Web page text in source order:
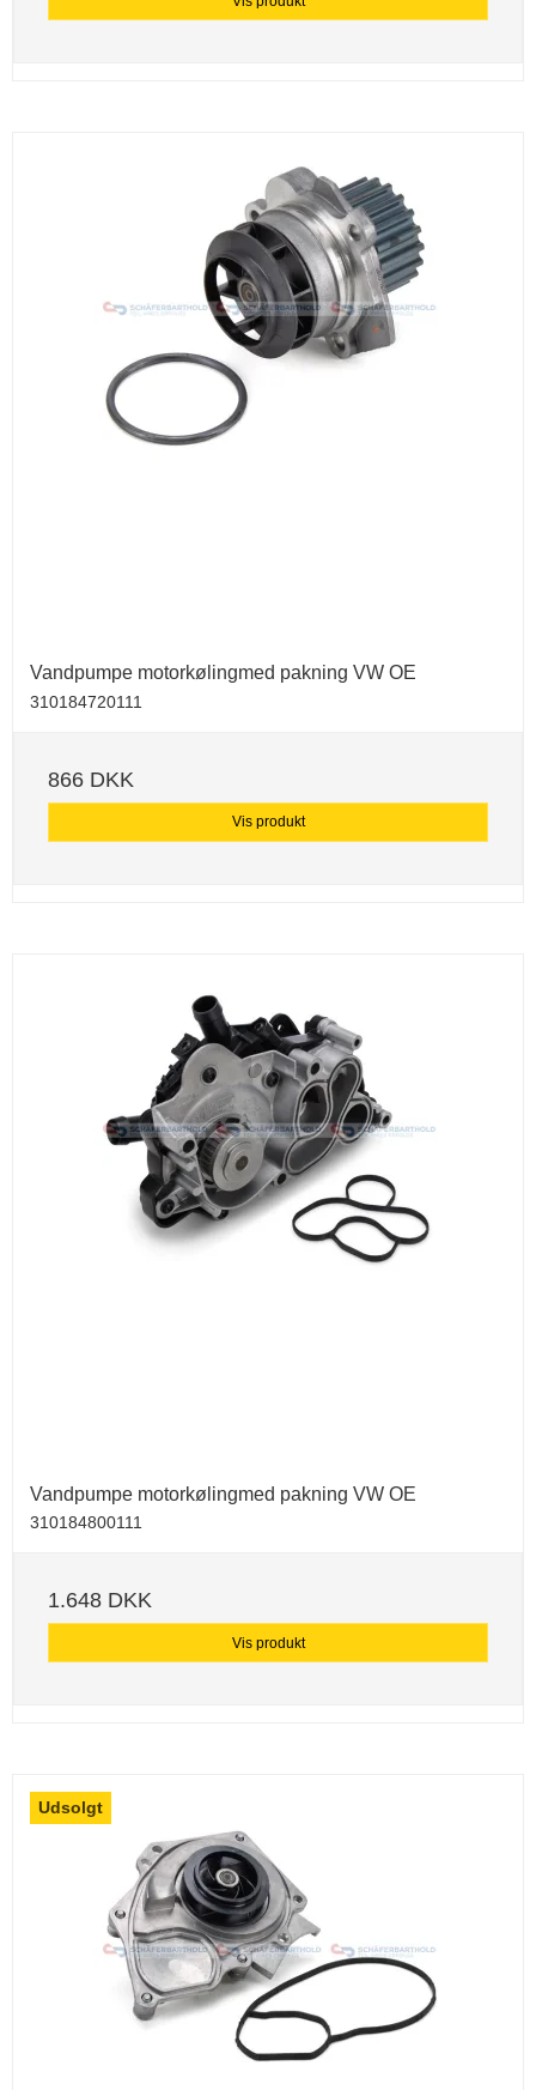
Vandpumpe motorkølingmed pakning VW OE
310184720111
866 DKK
Vis produkt
Vandpumpe motorkølingmed pakning VW OE
310184800111
1.648 DKK
Vis produkt
Udsolgt